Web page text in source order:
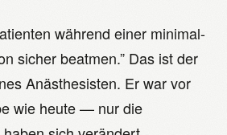
während einer minimal-
sicher beatmen.” Das ist der
Anästhesisten. Er war vor
wie heute — nur die